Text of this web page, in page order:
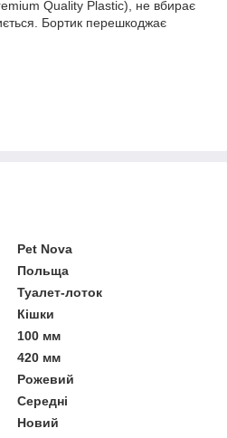
Quality Plastic), не вбирає
Бортик перешкоджає
Pet Nova
Польща
Туалет-лоток
Кішки
100 мм
420 мм
Рожевий
Середні
Новий